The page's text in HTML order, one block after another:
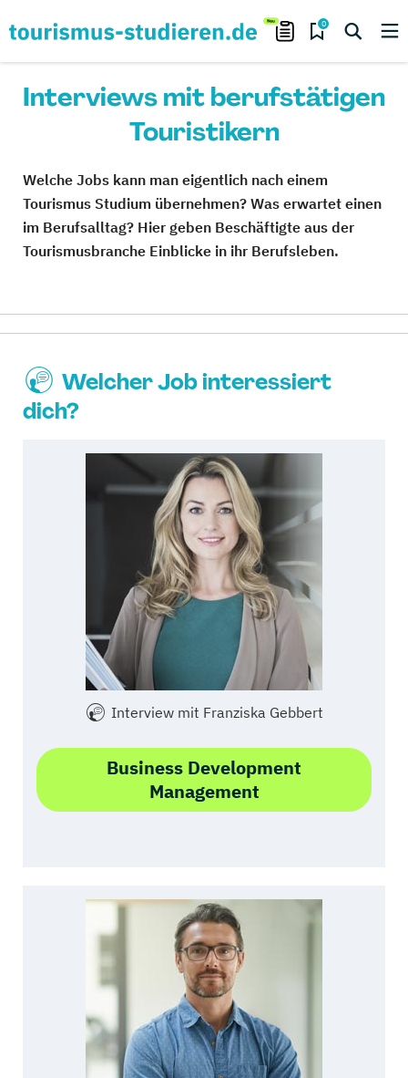
0
Interviews mit berufstätigen
Touristikern
Welche Jobs kann man eigentlich nach einem
Tourismus Studium übernehmen? Was erwartet einen
im Berufsalltag? Hier geben Beschäftigte aus der
Tourismusbranche Einblicke in ihr Berufsleben.
Welcher Job interessiert
dich?
Interview mit Franziska Gebbert
Business Development
Management